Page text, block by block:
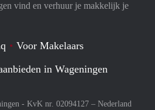
vind en verhuur je makkelijk je
Voor Makelaars
in Wageningen
- KvK nr. 02094127 – Nederland